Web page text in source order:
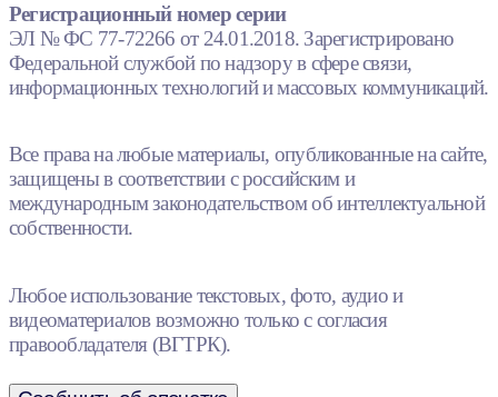
Регистрационный номер серии
ЭЛ № ФС 77-72266 от 24.01.2018. Зарегистрировано
Федеральной службой по надзору в сфере связи,
информационных технологий и массовых коммуникаций.
Все права на любые материалы, опубликованные на сайте,
защищены в соответствии с российским и
международным законодательством об интеллектуальной
собственности.
Любое использование текстовых, фото, аудио и
видеоматериалов возможно только с согласия
правообладателя (ВГТРК).